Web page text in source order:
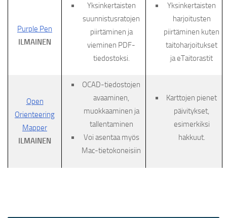
Purple Pen
ILMAINEN
Yksinkertaisten
suunnistusratojen
piirtäminen ja
vieminen PDF-
tiedostoksi.
Yksinkertaisten
harjoitusten
piirtäminen kuten
taitoharjoitukset
ja eTaitorastit
Open
Orienteering
Mapper
ILMAINEN
OCAD-tiedostojen
avaaminen,
muokkaaminen ja
tallentaminen
Voi asentaa myös
Mac-tietokoneisiin
Karttojen pienet
päivitykset,
esimerkiksi
hakkuut.